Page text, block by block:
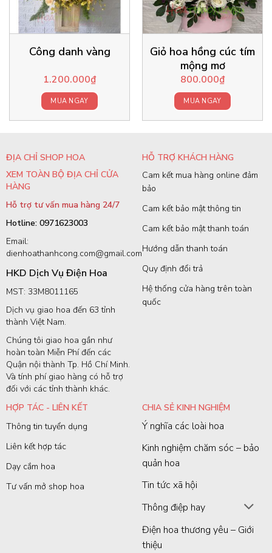
Công danh vàng
1.200.000₫
MUA NGAY
Giỏ hoa hồng cúc tím
mộng mơ
800.000₫
MUA NGAY
ĐỊA CHỈ SHOP HOA
XEM TOÀN BỘ ĐỊA CHỈ CỬA
HÀNG
Hỗ trợ tư vấn mua hàng 24/7
Hotline: 0971623003
Email:
dienhoathanhcong.com@gmail.com
HKD Dịch Vụ Điện Hoa
MST: 33M8011165
Dịch vụ giao hoa đến 63 tỉnh
thành Việt Nam.
Chúng tôi giao hoa gần như
hoàn toàn Miễn Phí đến các
Quận nội thành Tp. Hồ Chí Minh.
Và tính phí giao hàng có hỗ trợ
đối với các tỉnh thành khác.
HỖ TRỢ KHÁCH HÀNG
Cam kết mua hàng online đảm
bảo
Cam kết bảo mật thông tin
Cam kết bảo mật thanh toán
Hướng dẫn thanh toán
Quy định đổi trả
Hệ thống cửa hàng trên toàn
quốc
HỢP TÁC - LIÊN KẾT
Thông tin tuyển dụng
Liên kết hợp tác
Dạy cắm hoa
Tư vấn mở shop hoa
CHIA SẺ KINH NGHIỆM
Ý nghĩa các loài hoa
Kinh nghiệm chăm sóc – bảo
quản hoa
Tin tức xã hội
Thông điệp hay
Điện hoa thương yêu – Giới
thiệu